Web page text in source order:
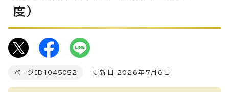
度）
ページID 1045052 更新日 2026年7月6日